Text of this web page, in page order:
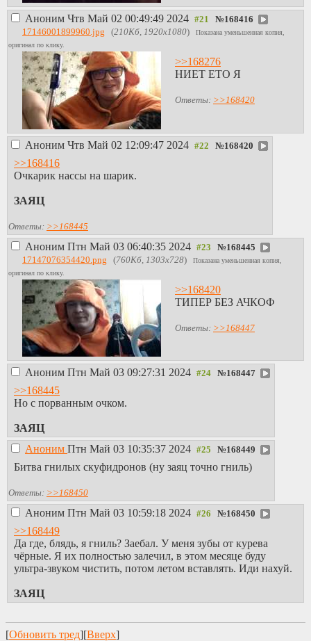
Аноним Чтв Май 02 00:49:49 2024 №168416
17146001899960.jpg (210Кб, 1920x1080)
Показана уменьшенная копия,
оригинал по клику.
>>168276
НИЕТ ЕТО Я
Ответы: >>168420
Аноним Чтв Май 02 12:09:47 2024 №168420
>>168416
Очкарик нассы на шарик.
ЗАЯЦ
Ответы: >>168445
Аноним Птн Май 03 06:40:35 2024 №168445
17147076354420.png (760Кб, 1303x728)
Показана уменьшенная копия,
оригинал по клику.
>>168420
ТИПЕР БЕЗ АЧКОФ
Ответы: >>168447
Аноним Птн Май 03 09:27:31 2024 №168447
>>168445
Но с порванным очком.
ЗАЯЦ
Аноним Птн Май 03 10:35:37 2024 №168449
Битва гнилых скуфидронов (ну заяц точно гниль)
Ответы: >>168450
Аноним Птн Май 03 10:59:18 2024 №168450
>>168449
Да где, блядь, я гниль? Заебал. У меня зубы от курева
чёрные. Я их полностью залечил, в этом месяце буду
ультра-звуком чистить, потом летом вставлять. Иди нахуй.
ЗАЯЦ
[Обновить тред][Вверх]